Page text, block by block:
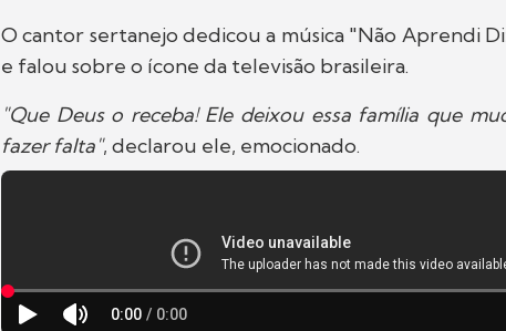
O cantor sertanejo dedicou a música "Não Aprendi
e falou sobre o ícone da televisão brasileira.
"Que Deus o receba! Ele deixou essa família que
fazer falta", declarou ele, emocionado.